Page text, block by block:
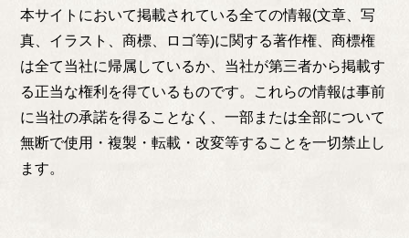
本サイトにおいて掲載されている全ての情報(文章、写
真、イラスト、商標、ロゴ等)に関する著作権、商標権
は全て当社に帰属しているか、当社が第三者から掲載す
る正当な権利を得ているものです。これらの情報は事前
に当社の承諾を得ることなく、一部または全部について
無断で使用・複製・転載・改変等することを一切禁止し
ます。